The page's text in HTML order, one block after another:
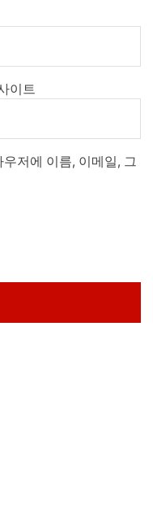
이트
저에 이름, 이메일, 그